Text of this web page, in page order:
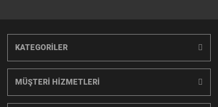
KATEGORİLER
MÜŞTERİ HİZMETLERİ